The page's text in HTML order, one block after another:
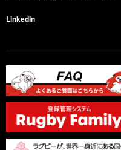
LinkedIn